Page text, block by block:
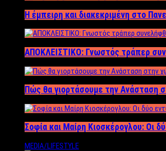
Η έμπειρη και διακεκριμένη στο
ΑΠΟΚΛΕΙΣΤΙΚΟ: Γνωστός τράπερ
Πώς θα γιορτάσουμε την Ανάσταση
Σοφία και Μαίρη Κιοσκέρογλου: Οι
MEDIA/LIFESTYLE